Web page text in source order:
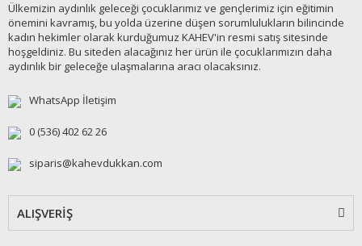
Ülkemizin aydınlık geleceği çocuklarımız ve gençlerimiz için eğitimin
önemini kavramış, bu yolda üzerine düşen sorumlulukların bilincinde
kadın hekimler olarak kurduğumuz KAHEV'in resmi satış sitesinde
hoşgeldiniz. Bu siteden alacağınız her ürün ile çocuklarımızın daha
aydınlık bir geleceğe ulaşmalarına aracı olacaksınız.
WhatsApp İletişim
0 (536) 402 62 26
siparis@kahevdukkan.com
ALIŞVERİŞ